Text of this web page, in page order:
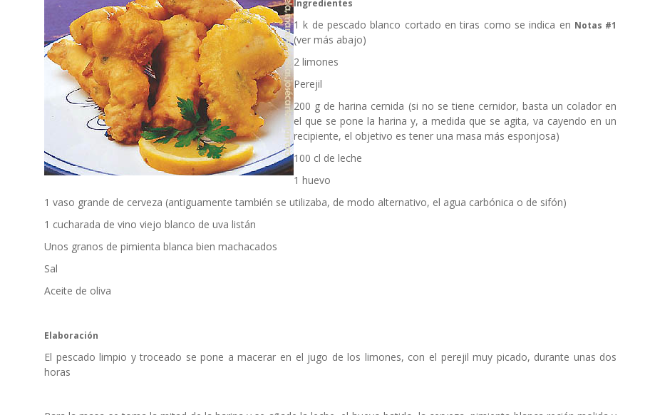
Ingredientes
1 k de pescado blanco cortado en tiras como se indica en Notas #1
(ver más abajo)
2 limones
Perejil
200 g de harina cernida (si no se tiene cernidor, basta un colador en
el que se pone la harina y, a medida que se agita, va cayendo en un
recipiente, el objetivo es tener una masa más esponjosa)
100 cl de leche
1 huevo
1 vaso grande de cerveza (antiguamente también se utilizaba, de modo alternativo, el agua carbónica o de sifón)
1 cucharada de vino viejo blanco de uva listán
Unos granos de pimienta blanca bien machacados
Sal
Aceite de oliva
Elaboración
El pescado limpio y troceado se pone a macerar en el jugo de los limones, con el perejil muy picado, durante unas dos
horas